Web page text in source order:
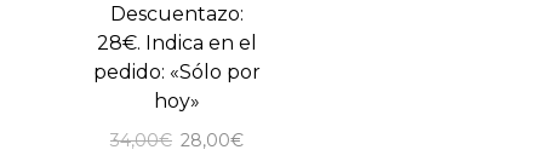
Descuentazo:
28€. Indica en el
pedido: «Sólo por
hoy»
34,00€ El
28,00€El